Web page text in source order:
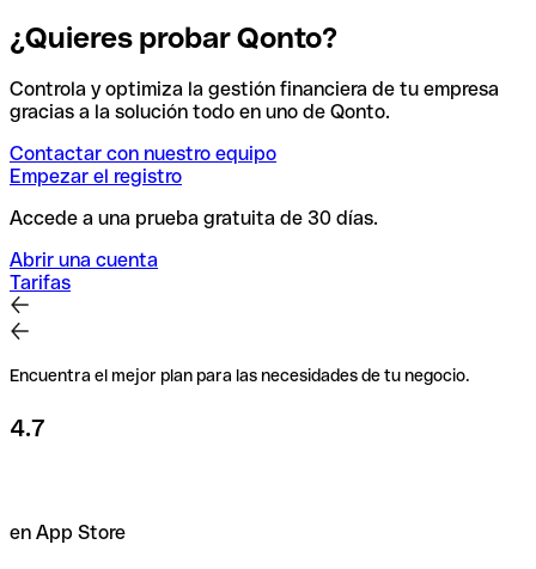
¿Quieres probar Qonto?
Controla y optimiza la gestión financiera de tu empresa
gracias a la solución todo en uno de Qonto.
Contactar con nuestro equipo
Empezar el registro
Accede a una prueba gratuita de 30 días.
Abrir una cuenta
Tarifas
Encuentra el mejor plan para las necesidades de tu negocio.
4.7
en App Store